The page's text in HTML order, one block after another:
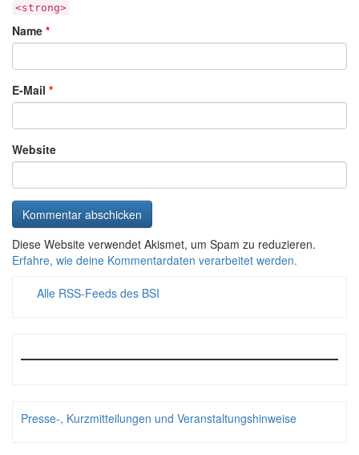
<strong>
Name *
E-Mail *
Website
Diese Website verwendet Akismet, um Spam zu reduzieren.
Erfahre, wie deine Kommentardaten verarbeitet werden.
Alle RSS-Feeds des BSI
Presse-, Kurzmitteilungen und Veranstaltungshinweise